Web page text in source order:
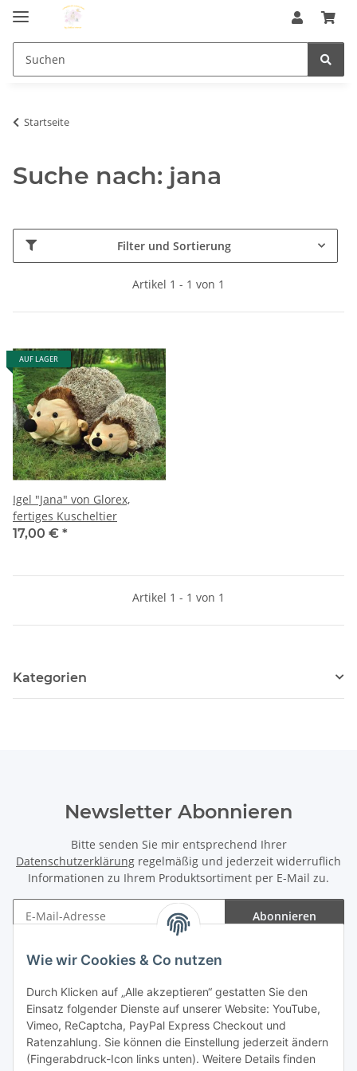
Wie wir Cookies & Co nutzen
Durch Klicken auf „Alle akzeptieren“ gestatten Sie den
Einsatz folgender Dienste auf unserer Website: YouTube,
Vimeo, ReCaptcha, PayPal Express Checkout und
Ratenzahlung. Sie können die Einstellung jederzeit ändern
(Fingerabdruck-Icon links unten). Weitere Details finden
Startseite
Suche nach: jana
Filter und Sortierung
Artikel 1 - 1 von 1
AUF LAGER
Igel "Jana" von Glorex,
fertiges Kuscheltier
17,00 € *
Artikel 1 - 1 von 1
Kategorien
Newsletter Abonnieren
Bitte senden Sie mir entsprechend Ihrer
Datenschutzerklärung regelmäßig und jederzeit widerruflich
Informationen zu Ihrem Produktsortiment per E-Mail zu.
Abonnieren
Gesetzliche Informationen